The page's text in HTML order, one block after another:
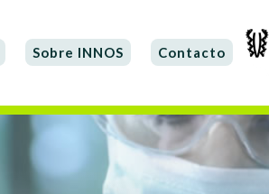
Sobre INNOS Contacto